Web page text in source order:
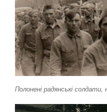
Полонені радянські